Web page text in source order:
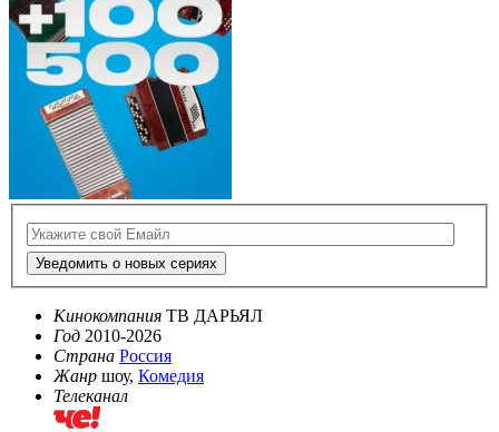
Уведомить о новых сериях
Кинокомпания ТВ ДАРЬЯЛ
Год 2010-2026
Страна Россия
Жанр шоу, Комедия
Телеканал